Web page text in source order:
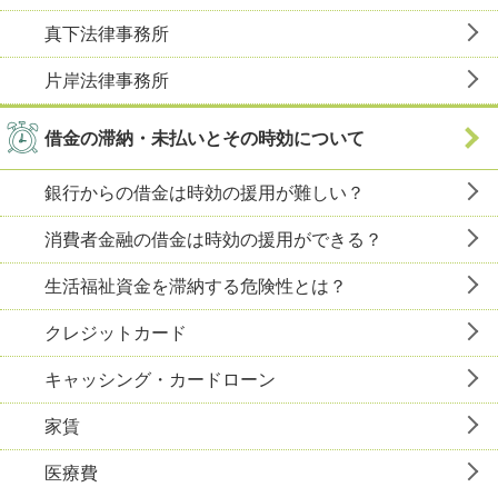
真下法律事務所
片岸法律事務所
借金の滞納・未払いとその時効について
銀行からの借金は時効の援用が難しい？
消費者金融の借金は時効の援用ができる？
生活福祉資金を滞納する危険性とは？
クレジットカード
キャッシング・カードローン
家賃
医療費